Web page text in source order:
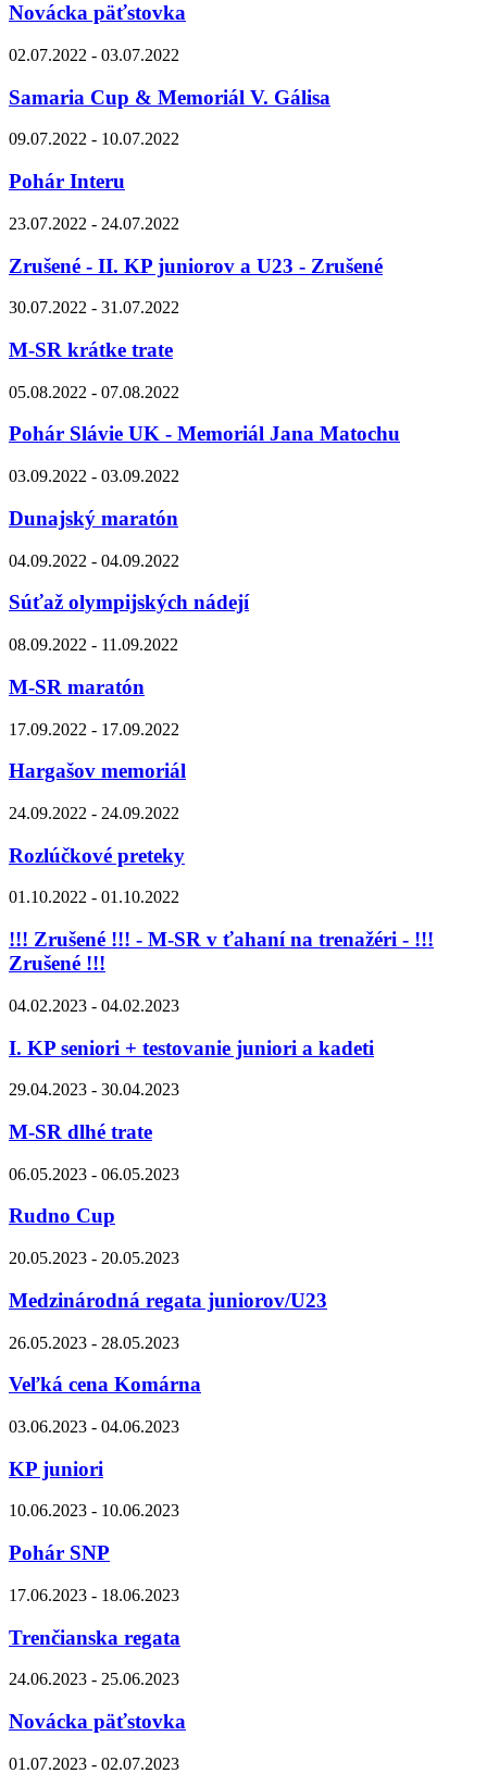
Novácka päťstovka
02.07.2022 - 03.07.2022
Samaria Cup & Memoriál V. Gálisa
09.07.2022 - 10.07.2022
Pohár Interu
23.07.2022 - 24.07.2022
Zrušené - II. KP juniorov a U23 - Zrušené
30.07.2022 - 31.07.2022
M-SR krátke trate
05.08.2022 - 07.08.2022
Pohár Slávie UK - Memoriál Jana Matochu
03.09.2022 - 03.09.2022
Dunajský maratón
04.09.2022 - 04.09.2022
Súťaž olympijských nádejí
08.09.2022 - 11.09.2022
M-SR maratón
17.09.2022 - 17.09.2022
Hargašov memoriál
24.09.2022 - 24.09.2022
Rozlúčkové preteky
01.10.2022 - 01.10.2022
!!! Zrušené !!! - M-SR v ťahaní na trenažéri - !!!
Zrušené !!!
04.02.2023 - 04.02.2023
I. KP seniori + testovanie juniori a kadeti
29.04.2023 - 30.04.2023
M-SR dlhé trate
06.05.2023 - 06.05.2023
Rudno Cup
20.05.2023 - 20.05.2023
Medzinárodná regata juniorov/U23
26.05.2023 - 28.05.2023
Veľká cena Komárna
03.06.2023 - 04.06.2023
KP juniori
10.06.2023 - 10.06.2023
Pohár SNP
17.06.2023 - 18.06.2023
Trenčianska regata
24.06.2023 - 25.06.2023
Novácka päťstovka
01.07.2023 - 02.07.2023